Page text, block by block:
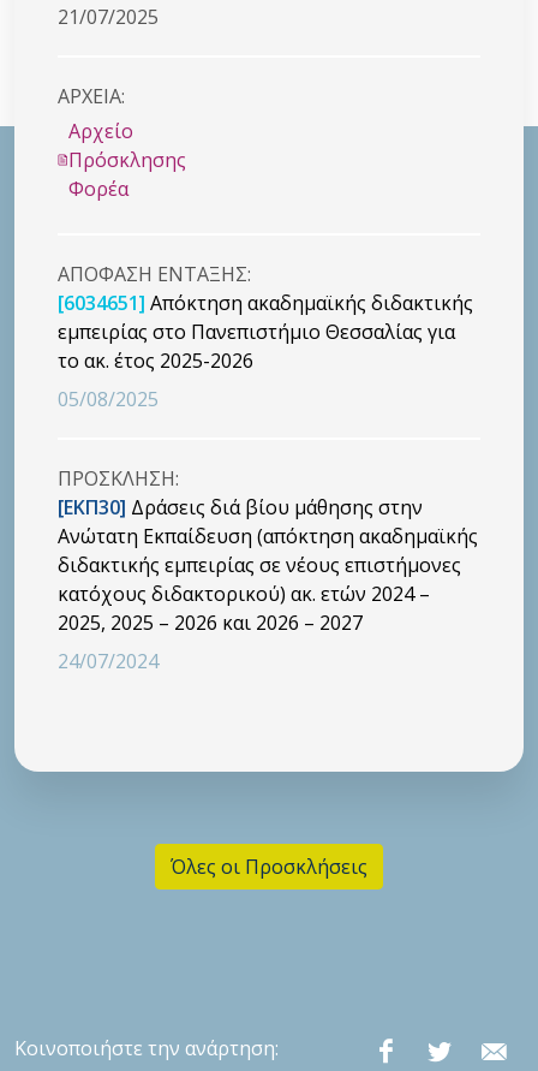
21/07/2025
ΑΡΧΕΙΑ:
Αρχείο
Πρόσκλησης
Φορέα
ΑΠΟΦΑΣΗ ΕΝΤΑΞΗΣ:
[6034651] Απόκτηση ακαδημαϊκής διδακτικής
εμπειρίας στο Πανεπιστήμιο Θεσσαλίας για
το ακ. έτος 2025-2026
05/08/2025
ΠΡΟΣΚΛΗΣΗ:
[ΕΚΠ30] Δράσεις διά βίου μάθησης στην
Ανώτατη Εκπαίδευση (απόκτηση ακαδημαϊκής
διδακτικής εμπειρίας σε νέους επιστήμονες
κατόχους διδακτορικού) ακ. ετών 2024 –
2025, 2025 – 2026 και 2026 – 2027
24/07/2024
Όλες οι Προσκλήσεις
Κοινοποιήστε την ανάρτηση: